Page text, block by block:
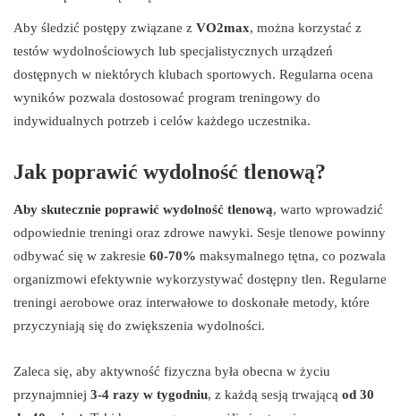
Aby śledzić postępy związane z VO2max, można korzystać z
testów wydolnościowych lub specjalistycznych urządzeń
dostępnych w niektórych klubach sportowych. Regularna ocena
wyników pozwala dostosować program treningowy do
indywidualnych potrzeb i celów każdego uczestnika.
Jak poprawić wydolność tlenową?
Aby skutecznie poprawić wydolność tlenową, warto wprowadzić
odpowiednie treningi oraz zdrowe nawyki. Sesje tlenowe powinny
odbywać się w zakresie 60-70% maksymalnego tętna, co pozwala
organizmowi efektywnie wykorzystywać dostępny tlen. Regularne
treningi aerobowe oraz interwałowe to doskonałe metody, które
przyczyniają się do zwiększenia wydolności.
Zaleca się, aby aktywność fizyczna była obecna w życiu
przynajmniej 3-4 razy w tygodniu, z każdą sesją trwającą od 30